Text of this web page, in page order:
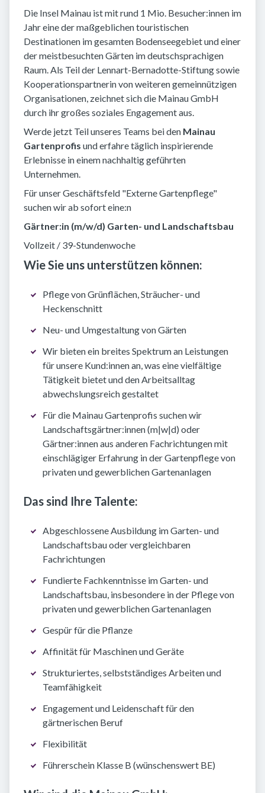
Die Insel Mainau ist mit rund 1 Mio. Besucher:innen im
Jahr eine der maßgeblichen touristischen
Destinationen im gesamten Bodenseegebiet und einer
der meistbesuchten Gärten im deutschsprachigen
Raum. Als Teil der Lennart-Bernadotte-Stiftung sowie
Kooperationspartnerin von weiteren gemeinnützigen
Organisationen, zeichnet sich die Mainau GmbH
durch ihr großes soziales Engagement aus.
Werde jetzt Teil unseres Teams bei den Mainau
Gartenprofis und erfahre täglich inspirierende
Erlebnisse in einem nachhaltig geführten
Unternehmen.
Für unser Geschäftsfeld "Externe Gartenpflege"
suchen wir ab sofort eine:n
Gärtner:in (m/w/d) Garten- und Landschaftsbau
Vollzeit / 39-Stundenwoche
Wie Sie uns unterstützen können:
Pflege von Grünflächen, Sträucher- und
Heckenschnitt
Neu- und Umgestaltung von Gärten
Wir bieten ein breites Spektrum an Leistungen
für unsere Kund:innen an, was eine vielfältige
Tätigkeit bietet und den Arbeitsalltag
abwechslungsreich gestaltet
Für die Mainau Gartenprofis suchen wir
Landschaftsgärtner:innen (m|w|d) oder
Gärtner:innen aus anderen Fachrichtungen mit
einschlägiger Erfahrung in der Gartenpflege von
privaten und gewerblichen Gartenanlagen
Das sind Ihre Talente:
Abgeschlossene Ausbildung im Garten- und
Landschaftsbau oder vergleichbaren
Fachrichtungen
Fundierte Fachkenntnisse im Garten- und
Landschaftsbau, insbesondere in der Pflege von
privaten und gewerblichen Gartenanlagen
Gespür für die Pflanze
Affinität für Maschinen und Geräte
Strukturiertes, selbstständiges Arbeiten und
Teamfähigkeit
Engagement und Leidenschaft für den
gärtnerischen Beruf
Flexibilität
Führerschein Klasse B (wünschenswert BE)